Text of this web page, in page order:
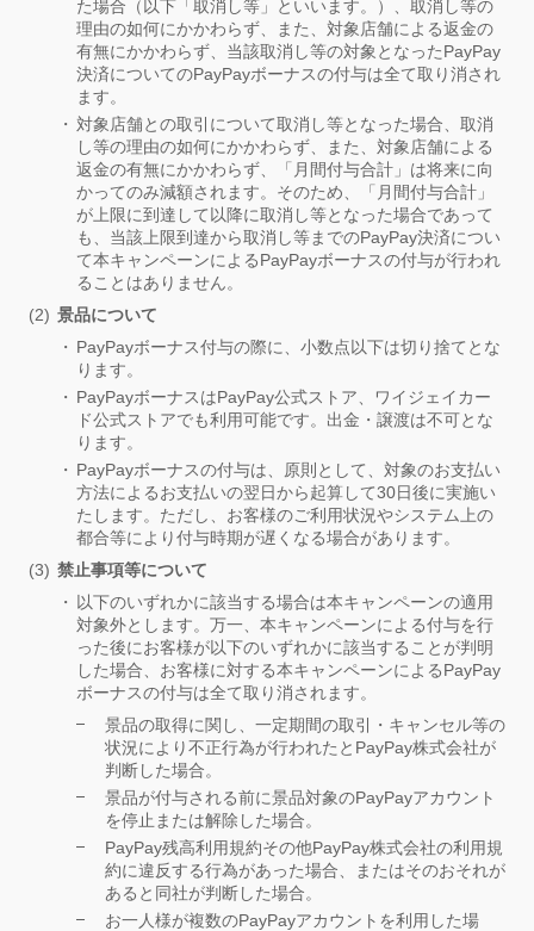
た場合（以下「取消し等」といいます。）、取消し等の
理由の如何にかかわらず、また、対象店舗による返金の
有無にかかわらず、当該取消し等の対象となったPayPay
決済についてのPayPayボーナスの付与は全て取り消され
ます。
対象店舗との取引について取消し等となった場合、取消
し等の理由の如何にかかわらず、また、対象店舗による
返金の有無にかかわらず、「月間付与合計」は将来に向
かってのみ減額されます。そのため、「月間付与合計」
が上限に到達して以降に取消し等となった場合であって
も、当該上限到達から取消し等までのPayPay決済につい
て本キャンペーンによるPayPayボーナスの付与が行われ
ることはありません。
景品について
PayPayボーナス付与の際に、小数点以下は切り捨てとな
ります。
PayPayボーナスはPayPay公式ストア、ワイジェイカー
ド公式ストアでも利用可能です。出金・譲渡は不可とな
ります。
PayPayボーナスの付与は、原則として、対象のお支払い
方法によるお支払いの翌日から起算して30日後に実施い
たします。ただし、お客様のご利用状況やシステム上の
都合等により付与時期が遅くなる場合があります。
禁止事項等について
以下のいずれかに該当する場合は本キャンペーンの適用
対象外とします。万一、本キャンペーンによる付与を行
った後にお客様が以下のいずれかに該当することが判明
した場合、お客様に対する本キャンペーンによるPayPay
ボーナスの付与は全て取り消されます。
景品の取得に関し、一定期間の取引・キャンセル等の
状況により不正行為が行われたとPayPay株式会社が
判断した場合。
景品が付与される前に景品対象のPayPayアカウント
を停止または解除した場合。
PayPay残高利用規約その他PayPay株式会社の利用規
約に違反する行為があった場合、またはそのおそれが
あると同社が判断した場合。
お一人様が複数のPayPayアカウントを利用した場